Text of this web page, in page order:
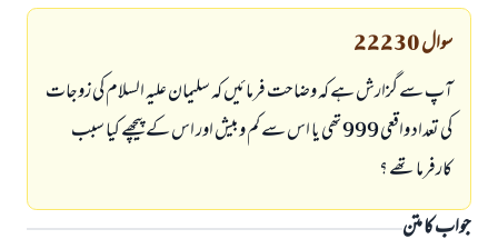
سوال22230
آپ سے گزارش ہے کہ وضاحت فرمائيں کہ سلیمان علیہ السلام کی زوجات
کی تعداد واقعی 999 تھی یا اس سے کم وبیش اور اس کے پیچھے کیا سبب
کارفرما تھے ؟
جواب کا متن